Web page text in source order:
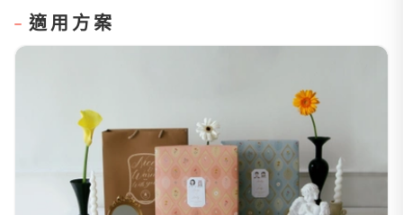
適用方案